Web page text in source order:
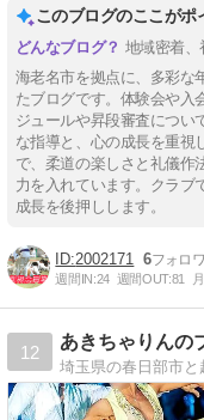
このブログのここがポ
地域密着、
海老名市を拠点に、多彩な
たブログです。体験会や入
ジュールや昇段審査につい
な指導と、心の成長を重視
で、柔道の楽しさと礼儀作
力を入れています。クラブ
成長を後押しします。
2002171 6
週間IN:24 週間OUT:81
12
あきちゃりんの